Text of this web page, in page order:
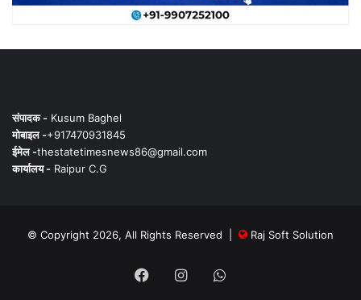
संपादक - Kusum Baghel
मोबाइल -+917470931845
ईमेल -thestatetimesnews86@gmail.com
कार्यालय - Raipur C.G
© Copyright 2026, All Rights Reserved | Raj Soft Solution
FacebookInstagramWhatsApp